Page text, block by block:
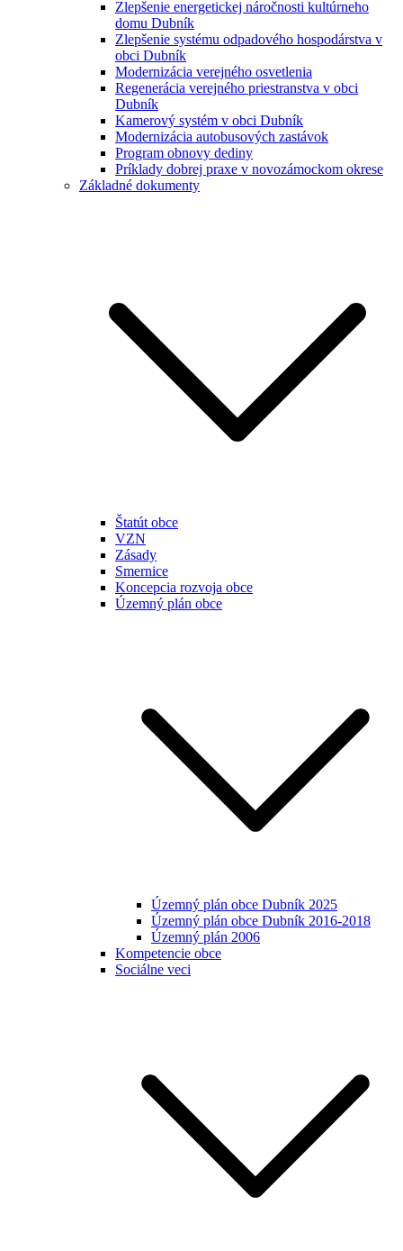
Zlepšenie energetickej náročnosti kultúrneho
domu Dubník
Zlepšenie systému odpadového hospodárstva v
obci Dubník
Modernizácia verejného osvetlenia
Regenerácia verejného priestranstva v obci
Dubník
Kamerový systém v obci Dubník
Modernizácia autobusových zastávok
Program obnovy dediny
Príklady dobrej praxe v novozámockom okrese
Základné dokumenty
Štatút obce
VZN
Zásady
Smernice
Koncepcia rozvoja obce
Územný plán obce
Územný plán obce Dubník 2025
Územný plán obce Dubník 2016-2018
Územný plán 2006
Kompetencie obce
Sociálne veci